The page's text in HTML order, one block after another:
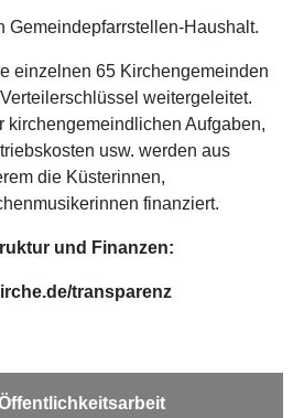
Gemeindepfarrstellen-Haushalt.
einzelnen 65 Kirchengemeinden
weitergeleitet.
kirchengemeindlichen Aufgaben,
usw. werden aus
die Küsterinnen,
finanziert.
und Finanzen:
transparenz